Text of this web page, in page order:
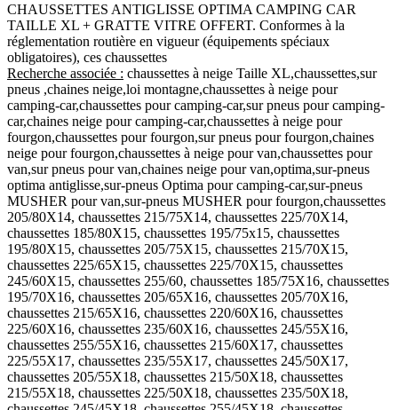
CHAUSSETTES ANTIGLISSE OPTIMA CAMPING CAR
TAILLE XL + GRATTE VITRE OFFERT. Conformes à la
réglementation routière en vigueur (équipements spéciaux
obligatoires), ces chaussettes
Recherche associée : chaussettes à neige Taille XL,chaussettes,sur
pneus ,chaines neige,loi montagne,chaussettes à neige pour
camping-car,chaussettes pour camping-car,sur pneus pour camping-
car,chaines neige pour camping-car,chaussettes à neige pour
fourgon,chaussettes pour fourgon,sur pneus pour fourgon,chaines
neige pour fourgon,chaussettes à neige pour van,chaussettes pour
van,sur pneus pour van,chaines neige pour van,optima,sur-pneus
optima antiglisse,sur-pneus Optima pour camping-car,sur-pneus
MUSHER pour van,sur-pneus MUSHER pour fourgon,chaussettes
205/80X14, chaussettes 215/75X14, chaussettes 225/70X14,
chaussettes 185/80X15, chaussettes 195/75x15, chaussettes
195/80X15, chaussettes 205/75X15, chaussettes 215/70X15,
chaussettes 225/65X15, chaussettes 225/70X15, chaussettes
245/60X15, chaussettes 255/60, chaussettes 185/75X16, chaussettes
195/70X16, chaussettes 205/65X16, chaussettes 205/70X16,
chaussettes 215/65X16, chaussettes 220/60X16, chaussettes
225/60X16, chaussettes 235/60X16, chaussettes 245/55X16,
chaussettes 255/55X16, chaussettes 215/60X17, chaussettes
225/55X17, chaussettes 235/55X17, chaussettes 245/50X17,
chaussettes 205/55X18, chaussettes 215/50X18, chaussettes
215/55X18, chaussettes 225/50X18, chaussettes 235/50X18,